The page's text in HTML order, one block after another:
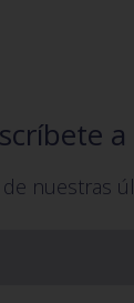
nuestras